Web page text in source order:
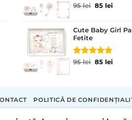
Evaluat la
95lei Prețul
fost:
85 leiPrețul
85 lei.
Cute Baby Girl
Fetite
Evaluat la
95lei Prețul
85 leiPrețul
POLITICĂ DE